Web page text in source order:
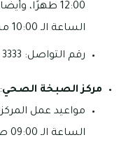
الساعة الـ 10:00 مساءً.
رقم التواصل: 3333 518 06.
مركز الصبخة الصحي
مواعيد عمل